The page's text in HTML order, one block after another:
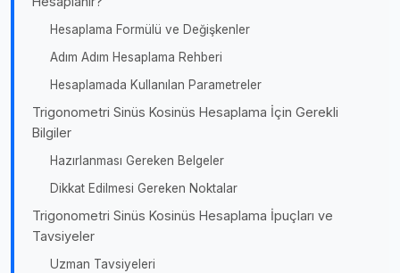
Hesaplama Formülü ve Değişkenler
Adım Adım Hesaplama Rehberi
Hesaplamada Kullanılan Parametreler
Trigonometri Sinüs Kosinüs Hesaplama İçin Gerekli
Bilgiler
Hazırlanması Gereken Belgeler
Dikkat Edilmesi Gereken Noktalar
Trigonometri Sinüs Kosinüs Hesaplama İpuçları ve
Tavsiyeler
Uzman Tavsiyeleri